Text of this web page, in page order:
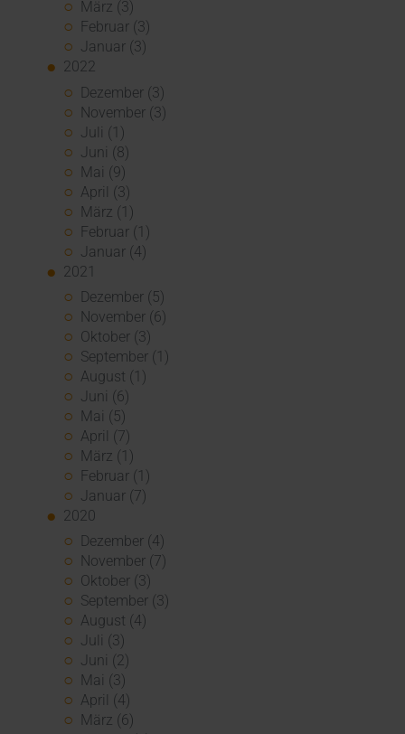
März (3)
Februar (3)
Januar (3)
2022
Dezember (3)
November (3)
Juli (1)
Juni (8)
Mai (9)
April (3)
März (1)
Februar (1)
Januar (4)
2021
Dezember (5)
November (6)
Oktober (3)
September (1)
August (1)
Juni (6)
Mai (5)
April (7)
März (1)
Februar (1)
Januar (7)
2020
Dezember (4)
November (7)
Oktober (3)
September (3)
August (4)
Juli (3)
Juni (2)
Mai (3)
April (4)
März (6)